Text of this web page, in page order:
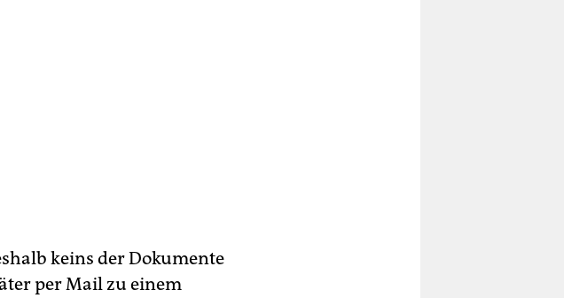
keins der Dokumente
per Mail zu einem